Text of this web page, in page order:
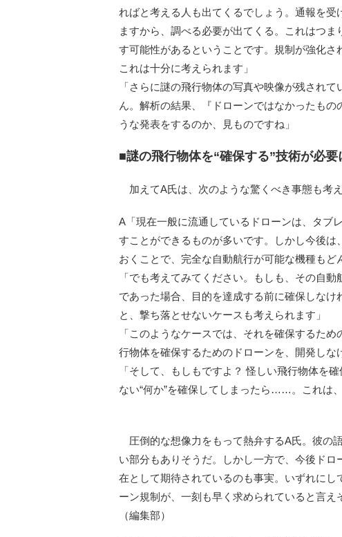
ればと考える人も出てくるでしょう。通報を
ますから、調べる必要が出てくる。これはつま
す可能性があるということです。規制が強化さ
これは十分に考えられます」
「さらに謎の飛行物体の写真や映像が残され
ん。解析の結果、『ドローンではなかったも
うな発表をするのか、見ものですね」
■謎の飛行物体を“確保する”技術が必要
加えてA氏は、次のような驚くべき事態も考え
A「現在一般に流通しているドローンは、タブ
すことができるものが多いです。しかし今後
おくことで、完全な自動航行が可能な機種もど
「でも考えてみてください。もしも、その自
であった場合、目的を達成する前に確保しな
と、撃ち落とせないケースも考えられます」
「このようなケースでは、それを確保するた
行物体を確保するためのドローンを、開発しな
「そして、もしもですよ？ 怪しい飛行物体を
ない“何か”を確保してしまったら……。これは
圧倒的な想像力をもって熱弁するA氏。彼の
い部分もありそうだ。しかし一方で、今後ド
在として期待されているのも事実。いずれに
ーン規制が、一刻も早く求められていると言え
（編集部）